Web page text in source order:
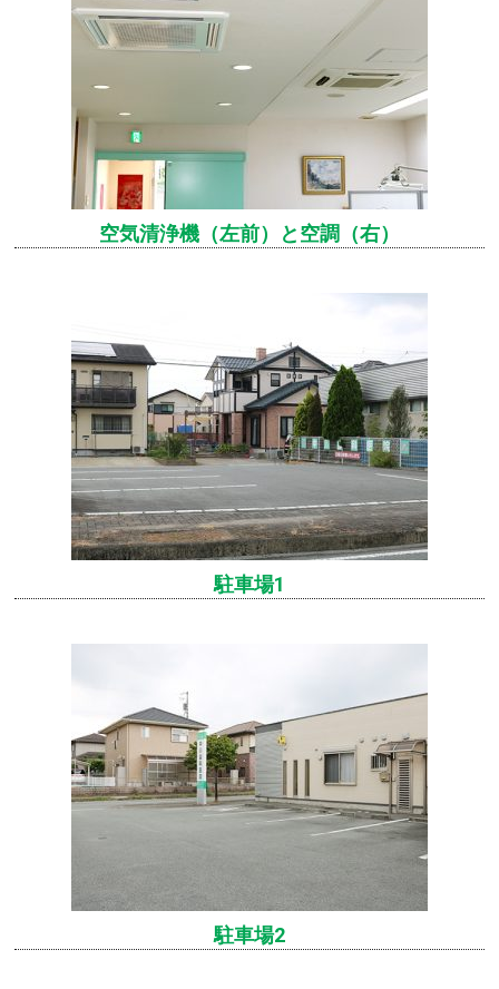
空気清浄機（左前）と空調（右）
駐車場1
駐車場2